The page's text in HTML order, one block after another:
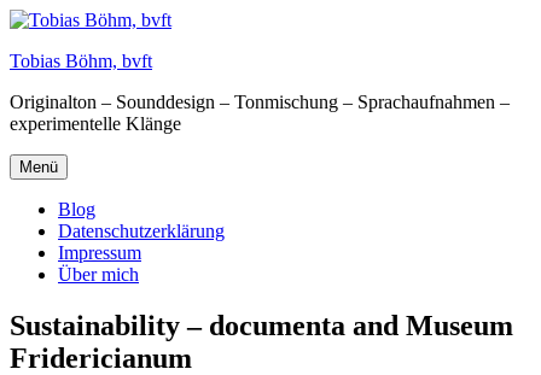
Zum
springen
Tobias Böhm, bvft
Originalton – Sounddesign – Tonmischung – Sprachaufnahmen –
experimentelle Klänge
Menü
Blog
Datenschutzerklärung
Impressum
Über mich
Sustainability – documenta and Museum
Fridericianum